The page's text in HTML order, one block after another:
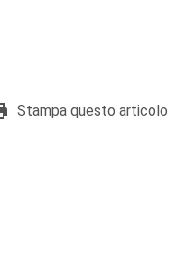
Stampa questo articolo